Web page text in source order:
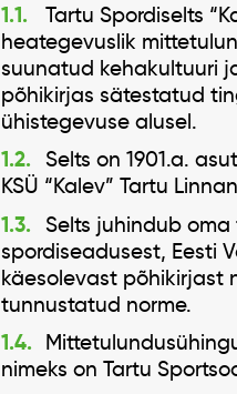
Tartu Spordiselts
heategevuslik
suunatud kehakultuuri
põhikirjas sätestatud
ühistegevuse alusel.
Selts on 1901.a.
KSÜ “Kalev” Tartu
Selts juhindub
spordiseadusest, Eesti
käesolevast põhikirjast
tunnustatud norme.
nimeks on Tartu